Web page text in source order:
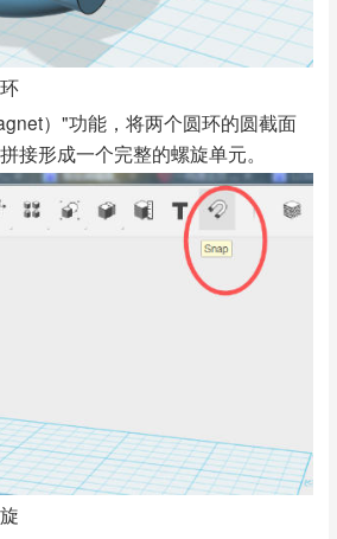
）"功能，将两个圆环的圆截面
接形成一个完整的螺旋单元。